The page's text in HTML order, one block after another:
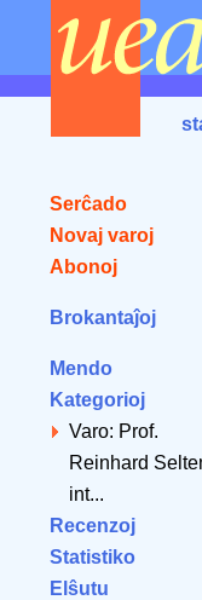
Serĉado
Novaj varoj
Abonoj
Brokantaĵoj
Mendo
Kategorioj
Varo: Prof.
Reinhard
int...
Recenzoj
Statistiko
Elŝutu